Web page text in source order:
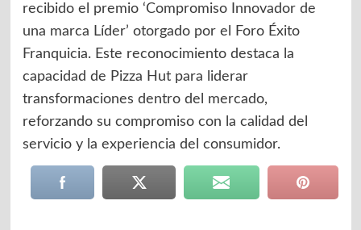
recibido el premio ‘Compromiso Innovador de
una marca Líder’ otorgado por el Foro Éxito
Franquicia. Este reconocimiento destaca la
capacidad de Pizza Hut para liderar
transformaciones dentro del mercado,
reforzando su compromiso con la calidad del
servicio y la experiencia del consumidor.